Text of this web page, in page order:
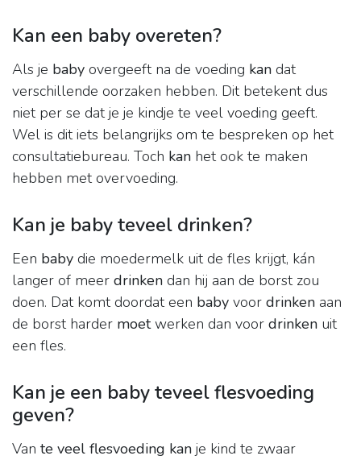
Kan een baby overeten?
Als je baby overgeeft na de voeding kan dat
verschillende oorzaken hebben. Dit betekent dus
niet per se dat je je kindje te veel voeding geeft.
Wel is dit iets belangrijks om te bespreken op het
consultatiebureau. Toch kan het ook te maken
hebben met overvoeding.
Kan je baby teveel drinken?
Een baby die moedermelk uit de fles krijgt, kán
langer of meer drinken dan hij aan de borst zou
doen. Dat komt doordat een baby voor drinken aan
de borst harder moetwerken dan voor drinken uit
een fles.
Kan je een baby teveel flesvoeding
geven?
Van te veel flesvoeding kan je kind te zwaar